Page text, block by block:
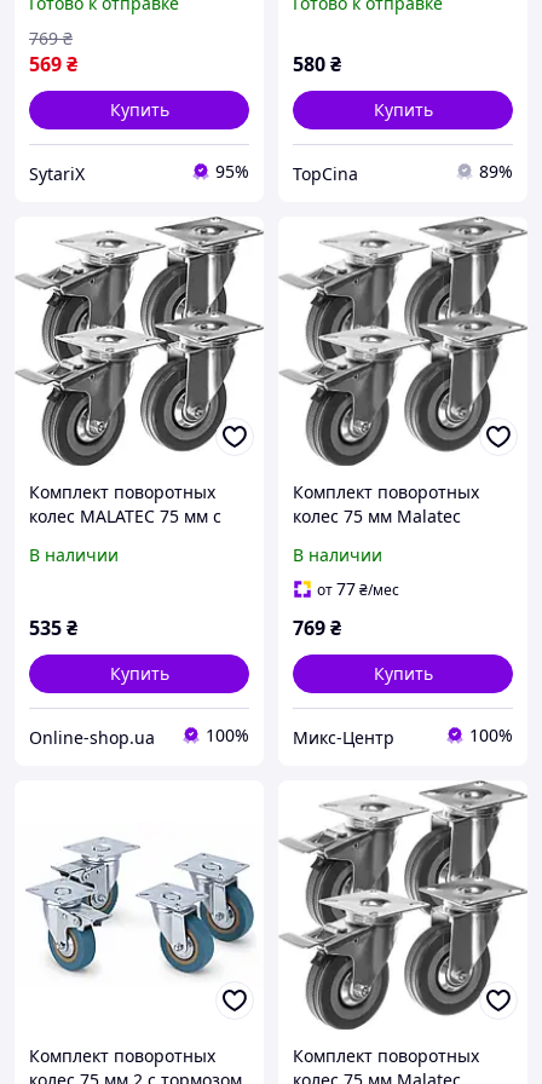
тележек и мебели
(комплект 4 шт.до 220 кг)
569₴
769 ₴
Купить
SytariX 95%
для мебели
ролики для
580₴
Купить
TopCina 89%
Комплект поворотных
колес MALATEC 75 мм с
грузоподъемность 220 кг,
В наличии
535₴
Купить
Оnline-shop.ua 100%
Комплект поворотных
колес 75 мм Malatec
тележек и мебели
(комплект 4 шт.до 220 кг)
В наличии
от77₴/мес
769₴
Купить
Микс-Центр 100%
Комплект поворотных
Комплект поворотных